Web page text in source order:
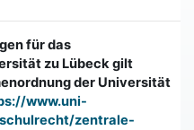
für das
zu Lübeck gilt
der Universität
www.uni-
zentrale-